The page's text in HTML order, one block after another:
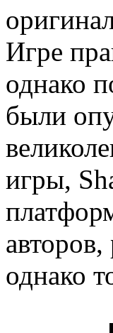
Игре
однако
были
игры,
однако